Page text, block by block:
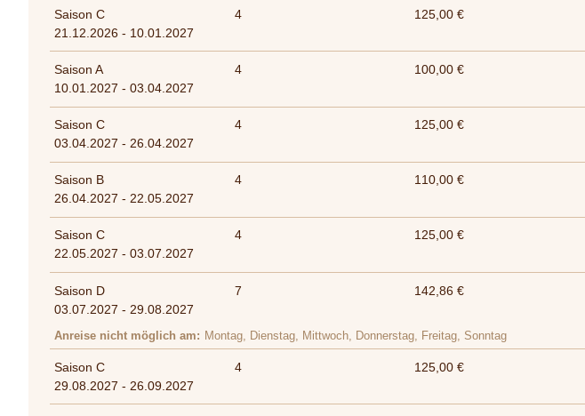
Saison C
21.12.2026 - 10.01.2027
4 125,00 €
Saison A
10.01.2027 - 03.04.2027
4 100,00 €
Saison C
03.04.2027 - 26.04.2027
4 125,00 €
Saison B
26.04.2027 - 22.05.2027
4 110,00 €
Saison C
22.05.2027 - 03.07.2027
4 125,00 €
Saison D
03.07.2027 - 29.08.2027
7 142,86 €
Anreise nicht möglich am Montag, Dienstag, Mittwoch, Donnerstag, Freitag, Sonntag
Saison C
29.08.2027 - 26.09.2027
4 125,00 €